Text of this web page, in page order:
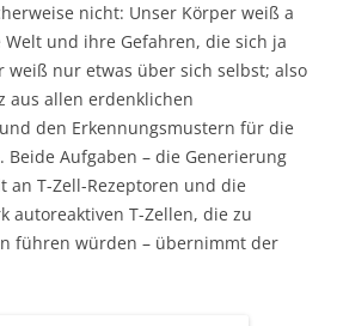
nicht: Unser Körper weiß a
und ihre Gefahren, die sich ja
weiß nur etwas über sich selbst; also
aus allen erdenklichen
den Erkennungsmustern für die
Beide Aufgaben – die Generierung
an T-Zell-Rezeptoren und die
autoreaktiven T-Zellen, die zu
führen würden – übernimmt der